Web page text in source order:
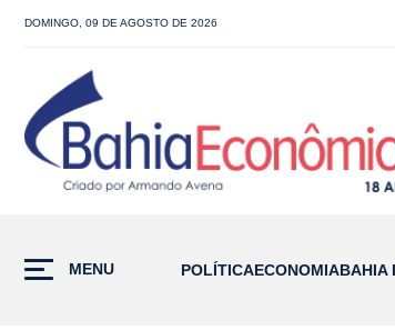
DOMINGO, 09 DE AGOSTO DE 2026
MENU POLÍTICAECONOMIABAHIA